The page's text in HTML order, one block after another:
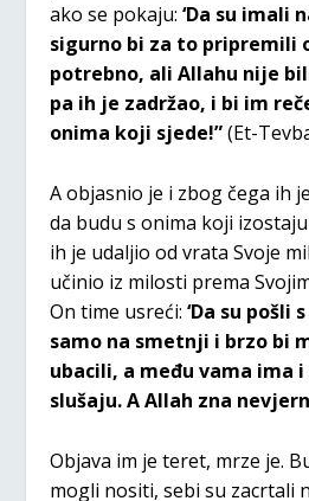
ako se pokaju:‘Da su imali
sigurno bi za to pripremili
potrebno, ali Allahu nije
pa ih je zadržao, i bi im
onima koji sjede!”(Et-
A objasnio je i zbog čega ih
da budu s onima koji
ih je udaljio od vrata Svoje
učinio iz milosti prema
On time usreći:‘Da su pošli
samo na smetnji i brzo bi
ubacili, a među vama ima
slušaju. A Allah zna
Objava im je teret, mrze je.
mogli nositi, sebi su zacrtali